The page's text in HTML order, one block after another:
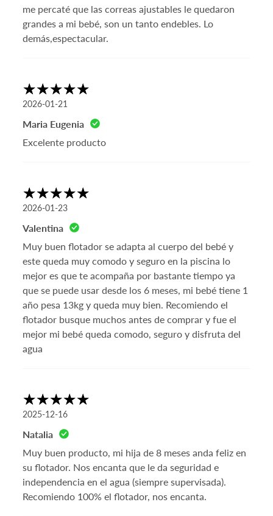
me percaté que las correas ajustables le quedaron
grandes a mi bebé, son un tanto endebles. Lo
demás,espectacular.
2026-01-21
Maria Eugenia
Excelente producto
2026-01-23
Valentina
Muy buen flotador se adapta al cuerpo del bebé y
este queda muy comodo y seguro en la piscina lo
mejor es que te acompaña por bastante tiempo ya
que se puede usar desde los 6 meses, mi bebé tiene 1
año pesa 13kg y queda muy bien. Recomiendo el
flotador busque muchos antes de comprar y fue el
mejor mi bebé queda comodo, seguro y disfruta del
agua
2025-12-16
Natalia
Muy buen producto, mi hija de 8 meses anda feliz en
su flotador. Nos encanta que le da seguridad e
independencia en el agua (siempre supervisada).
Recomiendo 100% el flotador, nos encanta.